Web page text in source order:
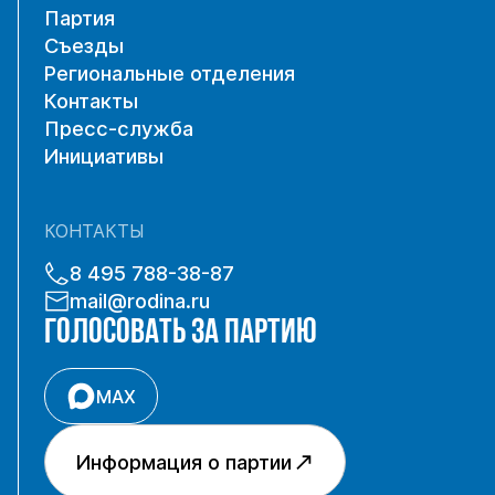
Партия
Съезды
Региональные отделения
Контакты
Пресс-служба
Инициативы
КОНТАКТЫ
8 495 788-38-87
mail@rodina.ru
ГОЛОСОВАТЬ ЗА ПАРТИЮ
MAX
Информация о партии